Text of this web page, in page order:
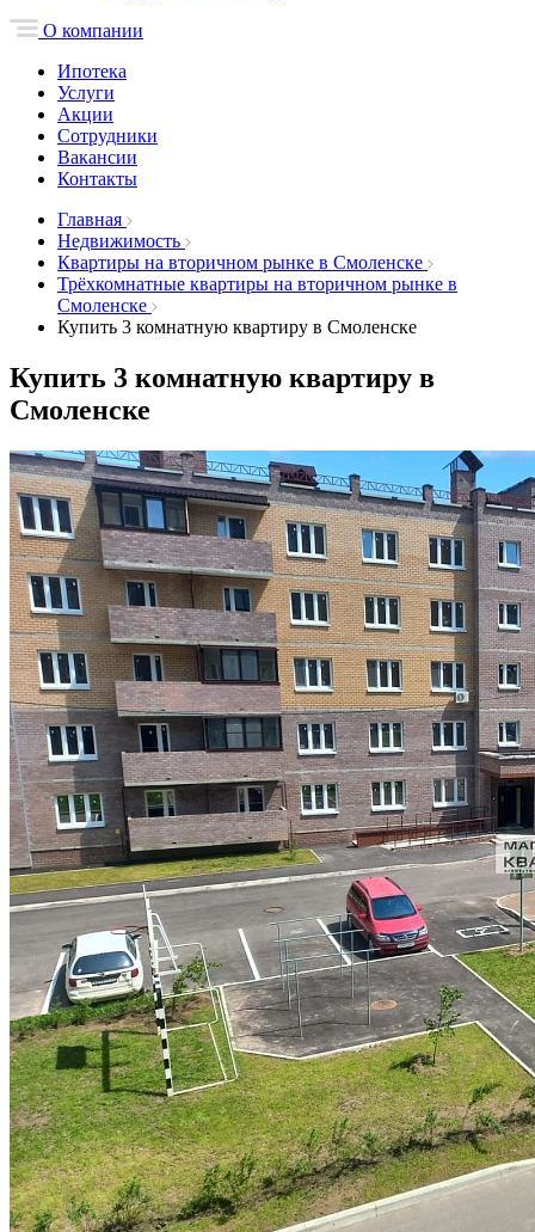
О компании
Ипотека
Услуги
Акции
Сотрудники
Вакансии
Контакты
Главная
Недвижимость
Квартиры на вторичном рынке в Смоленске
Трёхкомнатные квартиры на вторичном рынке в
Смоленске
Купить 3 комнатную квартиру в Смоленске
Купить 3 комнатную квартиру в
Смоленске